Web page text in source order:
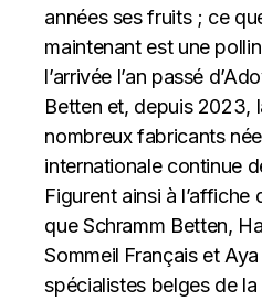
années ses fruits ; ce
maintenant est une
l’arrivée l’an passé
Betten et, depuis 2023,
nombreux fabricants
internationale continue
Figurent ainsi à
que Schramm Betten,
Sommeil Français et
spécialistes belges de